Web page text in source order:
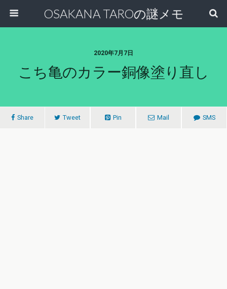
OSAKANA TAROの謎メモ
2020年7月7日
こち亀のカラー銅像塗り直し
Share Tweet Pin Mail SMS